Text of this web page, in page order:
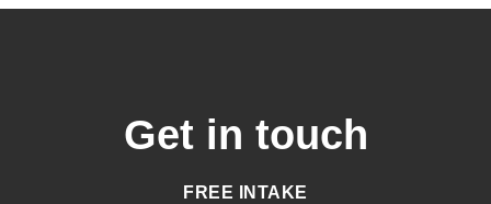
Get in touch
FREE INTAKE